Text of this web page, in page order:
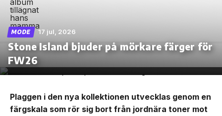
MODE 17 jul, 2026
Stone Island bjuder på mörkare färger för
FW26
Plaggen i den nya kollektionen utvecklas genom en
färgskala som rör sig bort från jordnära toner mot